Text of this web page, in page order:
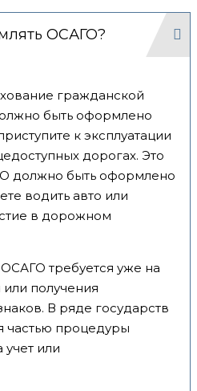
ОСАГО?
гражданской
быть оформлено
к эксплуатации
дорогах. Это
должно быть оформлено
водить авто или
в дорожном
требуется уже на
получения
В ряде государств
частью процедуры
учет или